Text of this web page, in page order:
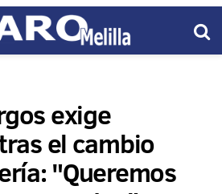
exige
el cambio
"Queremos